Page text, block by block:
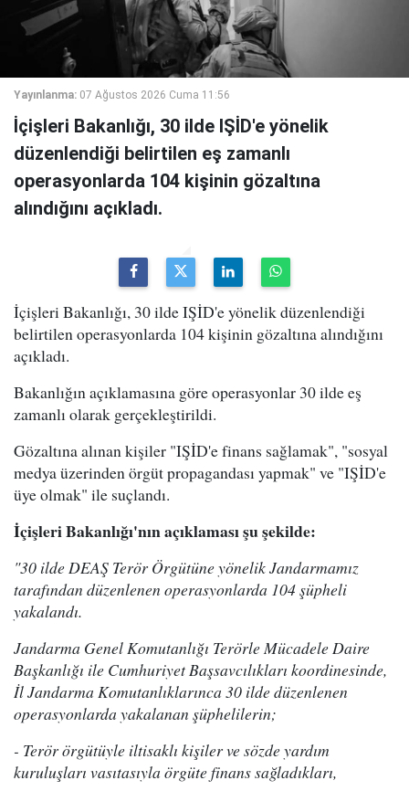
Yayınlanma: 07 Ağustos 2026 Cuma 11:56
İçişleri Bakanlığı, 30 ilde IŞİD'e yönelik
düzenlendiği belirtilen eş zamanlı
operasyonlarda 104 kişinin gözaltına
alındığını açıkladı.
İçişleri Bakanlığı, 30 ilde IŞİD'e yönelik düzenlendiği
belirtilen operasyonlarda 104 kişinin gözaltına alındığını
açıkladı.
Bakanlığın açıklamasına göre operasyonlar 30 ilde eş
zamanlı olarak gerçekleştirildi.
Gözaltına alınan kişiler "IŞİD'e finans sağlamak", "sosyal
medya üzerinden örgüt propagandası yapmak" ve "IŞİD'e
üye olmak" ile suçlandı.
İçişleri Bakanlığı'nın açıklaması şu şekilde:
"30 ilde DEAŞ Terör Örgütüne yönelik Jandarmamız
tarafından düzenlenen operasyonlarda 104 şüpheli
yakalandı.
Jandarma Genel Komutanlığı Terörle Mücadele Daire
Başkanlığı ile Cumhuriyet Başsavcılıkları koordinesinde,
İl Jandarma Komutanlıklarınca 30 ilde düzenlenen
operasyonlarda yakalanan şüphelilerin;
- Terör örgütüyle iltisaklı kişiler ve sözde yardım
kuruluşları vasıtasıyla örgüte finans sağladıkları,